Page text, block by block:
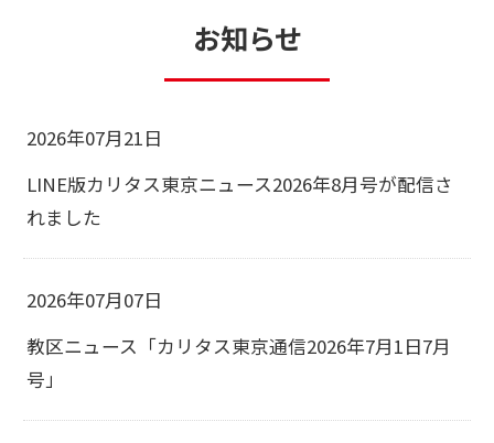
お知らせ
2026年07月21日
LINE版カリタス東京ニュース2026年8月号が配信さ
れました
2026年07月07日
教区ニュース「カリタス東京通信2026年7月1日7月
号」